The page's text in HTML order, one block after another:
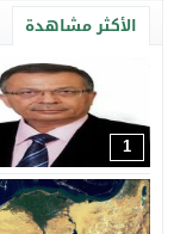
الأكثر مشاهدة
1